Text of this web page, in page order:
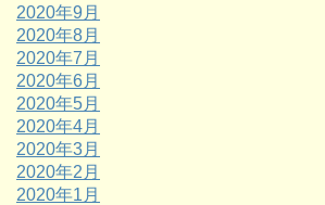
2020年9月
2020年8月
2020年7月
2020年6月
2020年5月
2020年4月
2020年3月
2020年2月
2020年1月